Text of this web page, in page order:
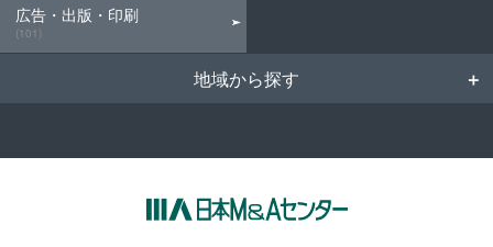
広告・出版・印刷
(101)
地域から探す